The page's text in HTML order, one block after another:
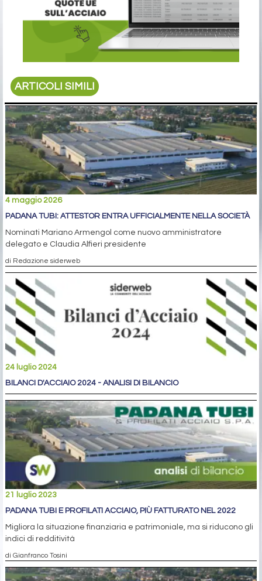
ARTICOLI SIMILI
4 maggio 2026
PADANA TUBI: ATTESTOR ENTRA UFFICIALMENTE NELLA SOCIETÀ
Nominati Mariano Armengol come nuovo amministratore
delegato e Claudia Alfieri presidente
di Redazione siderweb
24 luglio 2024
BILANCI D'ACCIAIO 2024 - ANALISI DI BILANCIO
21 luglio 2023
PADANA TUBI E PROFILATI ACCIAIO, PIÙ FATTURATO NEL 2022
Migliora la situazione finanziaria e patrimoniale, ma si riducono gli
indici di redditività
di Gianfranco Tosini